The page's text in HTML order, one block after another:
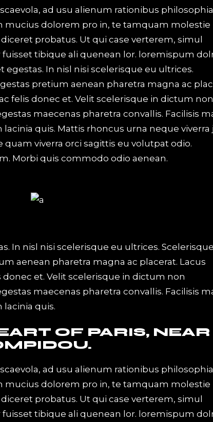
ad usu alienum rationibus
dolorem pro in, te tamquam molestie
probatus. Ut qui case verterem, simul
tibique ali quenean lor. loremispum
In nisl nisi scelerisque eu ultrices.
pretium aenean pharetra magna ac
felis donec et. Velit scelerisque in dictum non
maecenas pharetra convallis. Facilisis
quis. Mattis rhoncus urna neque viverra
viverra orci sagittis eu volutpat odio.
Morbi quis commodo odio aenean.
In nisl nisi scelerisque eu ultrices. Scelerisque
aenean pharetra magna ac placerat. Lacus
et. Velit scelerisque in dictum non
maecenas pharetra convallis. Facilisis
quis.
OF PARIS, NEAR
ad usu alienum rationibus
dolorem pro in, te tamquam molestie
probatus. Ut qui case verterem, simul
tibique ali quenean lor. loremispum